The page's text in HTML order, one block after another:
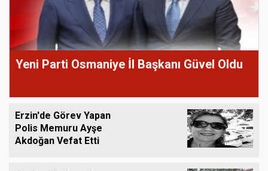
Yeni Parti Osmaniye İl Başkanı Güvel Oldu
Erzin'de Görev Yapan
Polis Memuru Ayşe
Akdoğan Vefat Etti